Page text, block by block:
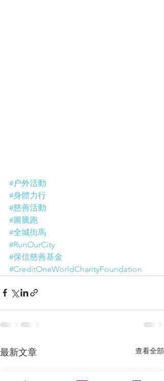
#户外活動
#身體力行
#慈善活動
#圖騰跑
#全城街馬
#RunOurCity
#保信慈善基金
#CreditOneWorldCharityFoundation
最新文章 查看全部